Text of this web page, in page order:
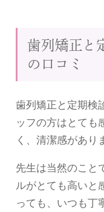
歯列矯正と
の口コミ
歯列矯正と定期検
ッフの方はとても
く、清潔感があり
先生は当然のこと
ルがとても高いと
っても、いつも丁